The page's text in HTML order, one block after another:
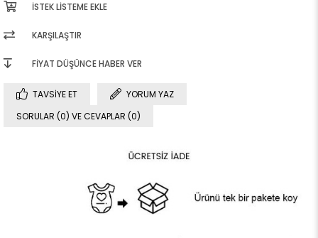
İSTEK LISTEME EKLE
KARŞILAŞTIR
FIYAT DÜŞÜNCE HABER VER
TAVSIYE ET
YORUM YAZ
SORULAR (0) VE CEVAPLAR (0)